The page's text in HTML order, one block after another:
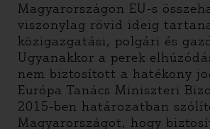
Magyarországon EU-s
viszonylag rövid ideig
közigazgatási, polgári és
Ugyanakkor a perek
nem biztosított a hatékony
Európa Tanács Miniszteri
2015-ben határozatban
Magyarországot, hogy